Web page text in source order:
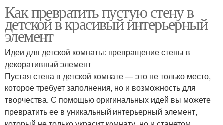
Как превратить пустую стену в
детской в красивый интерьерный
элемент
Идеи для детской комнаты: превращение стены в
декоративный элемент
Пустая стена в детской комнате — это не только место,
которое требует заполнения, но и возможность для
творчества. С помощью оригинальных идей вы можете
превратить ее в уникальный интерьерный элемент,